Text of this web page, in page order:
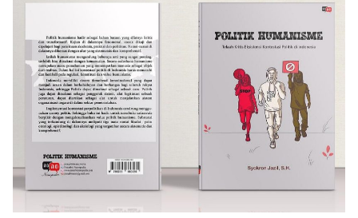
Partner
Insight
Suara
Time
Jogja
Jalan
Rakyat
Idealita
News
Notice
Dinamikapost.com
Radar
Seedbacklink
Follow
Kabarbaru